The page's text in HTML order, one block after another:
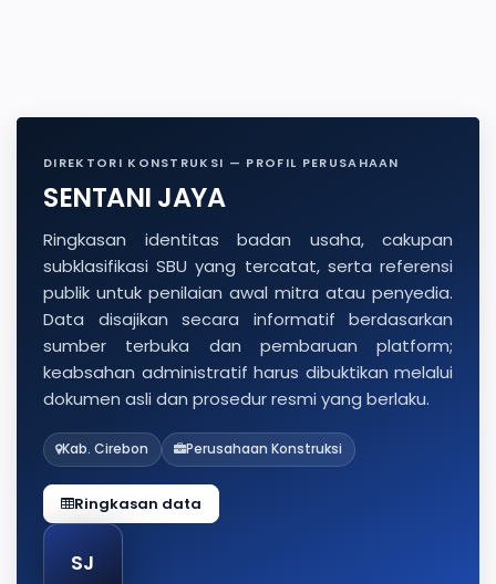
DIREKTORI KONSTRUKSI — PROFIL PERUSAHAAN
SENTANI JAYA
Ringkasan identitas badan usaha, cakupan
subklasifikasi SBU yang tercatat, serta referensi
publik untuk penilaian awal mitra atau penyedia.
Data disajikan secara informatif berdasarkan
sumber terbuka dan pembaruan platform;
keabsahan administratif harus dibuktikan melalui
dokumen asli dan prosedur resmi yang berlaku.
Kab. Cirebon Perusahaan Konstruksi
Ringkasan data
SJ